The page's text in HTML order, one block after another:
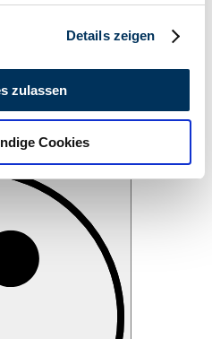
wir Informationen zu Ihrer
an unsere Partner für
Analysen weiter. Unsere
möglicherweise mit
die Sie ihnen bereitgestellt
Ihrer Nutzung der Dienste
Details zeigen
zulassen
Cookies